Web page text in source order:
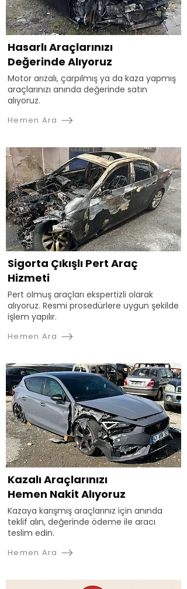
Hasarlı Araçlarınızı
Değerinde Alıyoruz
Motor arızalı, çarpılmış ya da kaza yapmış
araçlarınızı anında değerinde satın
alıyoruz.
Hemen Ara
Sigorta Çıkışlı Pert Araç
Hizmeti
Pert olmuş araçları ekspertizli olarak
alıyoruz. Resmi prosedürlere uygun şekilde
işlem yapılır.
Hemen Ara
Kazalı Araçlarınızı
Hemen Nakit Alıyoruz
Kazaya karışmış araçlarınız için anında
teklif alın, değerinde ödeme ile aracı
teslim edin.
Hemen Ara